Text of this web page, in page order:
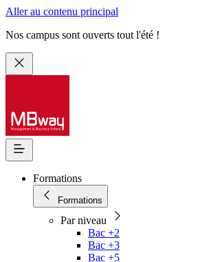
Aller au contenu principal
Nos campus sont ouverts tout l'été !
Formations
Formations
Par niveau
Bac +2
Bac +3
Bac +5